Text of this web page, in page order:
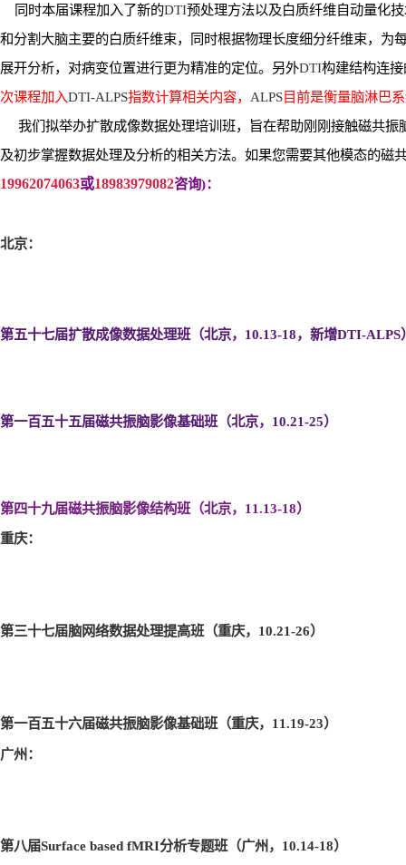
同时本届课程加入了新的DTI预处理方法以及白质纤维自动量化
和分割大脑主要的白质纤维束，同时根据物理长度细分纤维束，为
展开分析，对病变位置进行更为精准的定位。另外DTI构建结构连
次课程加入DTI-ALPS指数计算相关内容， ALPS目前是衡量脑淋巴
我们拟举办扩散成像数据处理培训班，旨在帮助刚刚接触磁共
及初步掌握数据处理及分析的相关方法。如果您需要其他模态的磁
19962074063或18983979082咨询)：
北京：
第五十七届扩散成像数据处理班（北京，10.13-18，新增DTI-ALPS
第一百五十五届磁共振脑影像基础班（北京，10.21-25）
第四十九届磁共振脑影像结构班（北京，11.13-18）
重庆：
第三十七届脑网络数据处理提高班（重庆，10.21-26）
第一百五十六届磁共振脑影像基础班（重庆，11.19-23）
广州：
第八届Surface based fMRI分析专题班（广州，10.14-18）